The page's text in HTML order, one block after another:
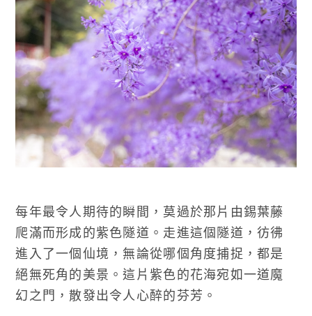
每年最令人期待的瞬間，莫過於那片由錫葉藤
爬滿而形成的紫色隧道。走進這個隧道，彷彿
進入了一個仙境，無論從哪個角度捕捉，都是
絕無死角的美景。這片紫色的花海宛如一道魔
幻之門，散發出令人心醉的芬芳。